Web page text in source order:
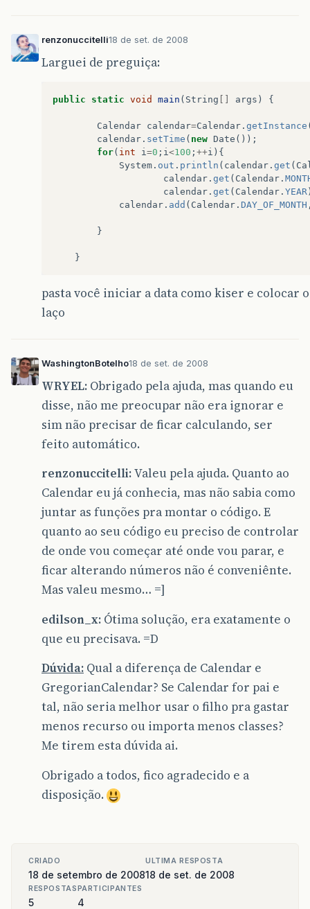
renzonuccitelli18 de set. de 2008
Larguei de preguiça:
public static void main ( String args ) {
Calendar calendar=Calendar . getInstance
calendar . setTime ( new Date ());
for( int i =0 ; i <100 ; ++i ){
System . out . println ( calendar . get (
calendar . get ( Calendar .
calendar . get ( Calendar . YEAR
calendar . add ( Calendar . DAY_OF_MONTH
}
}
pasta você iniciar a data como kiser e colocar
laço
WashingtonBotelho18 de set. de 2008
WRYEL: Obrigado pela ajuda, mas quando eu
disse, não me preocupar não era ignorar e
sim não precisar de ficar calculando, ser
feito automático.
renzonuccitelli:Valeu pela ajuda. Quanto ao
Calendar eu já conhecia, mas não sabia como
juntar as funções pra montar o código. E
quanto ao seu código eu preciso de controlar
de onde vou começar até onde vou parar, e
ficar alterando números não é conveniênte.
Mas valeu mesmo… =]
edilson_x: Ótima solução, era exatamente o
que eu precisava. =D
Dúvida: Qual a diferença de Calendar e
GregorianCalendar? Se Calendar for pai e
tal, não seria melhor usar o filho pra gastar
menos recurso ou importa menos classes?
Me tirem esta dúvida ai.
Obrigado a todos, fico agradecido e a
disposição.
CRIADO
18 de setembro de 2008
ULTIMA RESPOSTA
18 de set. de 2008
RESPOSTAS
5
PARTICIPANTES
4